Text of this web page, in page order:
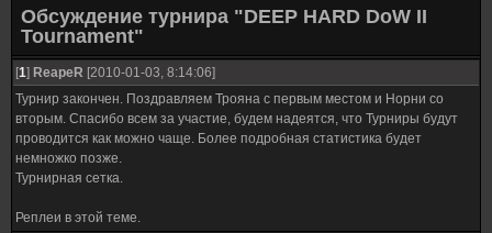
Обсуждение турнира "DEEP HARD DoW II
Tournament"
[1] ReapeR [2010-01-03, 8:14:06]
Турнир закончен. Поздравляем Трояна с первым местом и Норни со
вторым. Спасибо всем за участие, будем надеятся, что Турниры будут
проводится как можно чаще. Более подробная статистика будет
немножко позже.
Турнирная сетка.
Реплеи в этой теме.